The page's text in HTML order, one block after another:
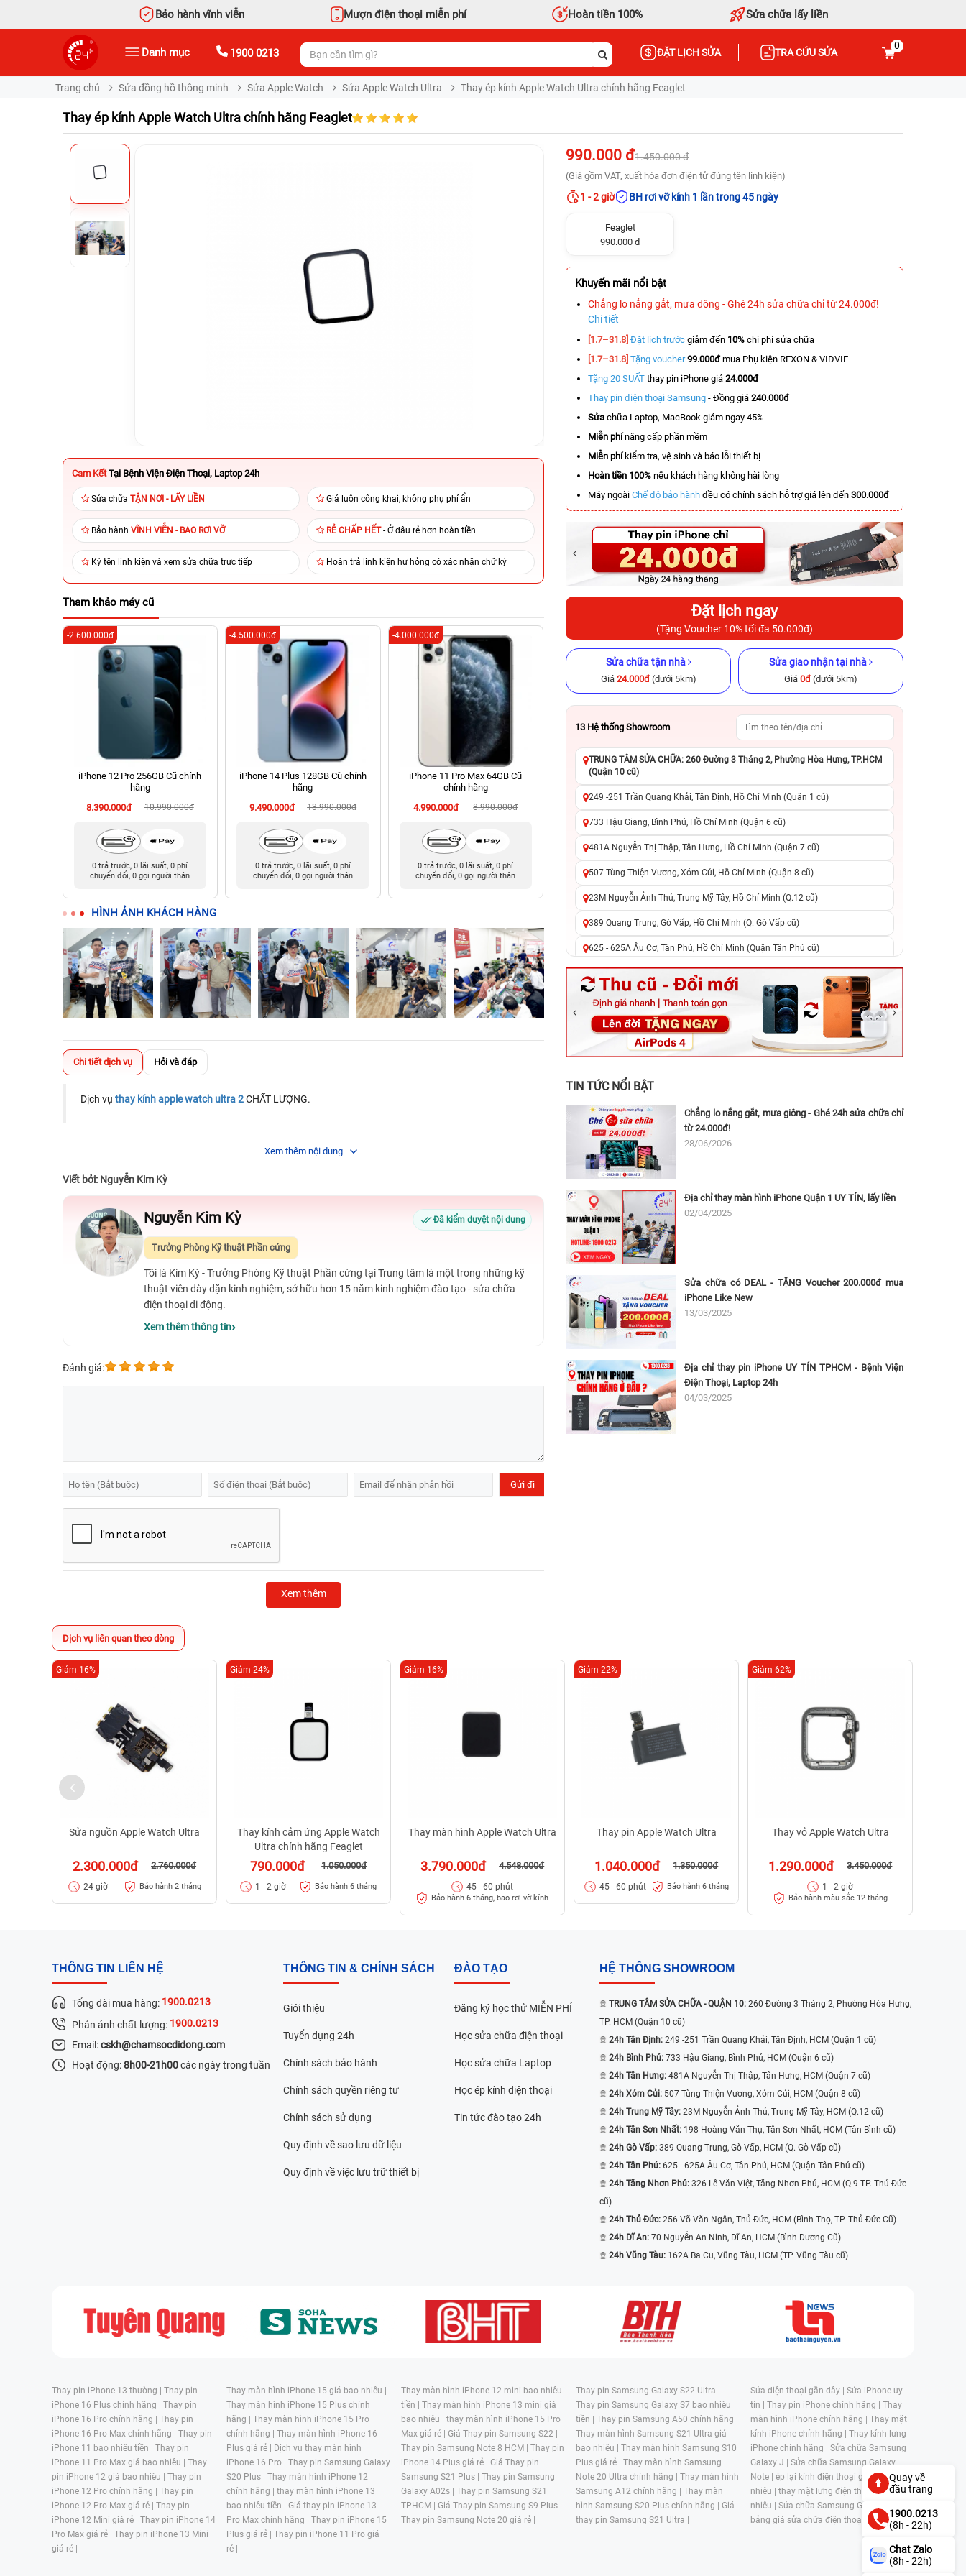
Bảo hành vĩnh viễn Mượn điện thoại miễn phí Hoàn tiền 100% Sửa chữa lấy liền
Danh mục 1900 0213 ĐẶT LỊCH SỬA TRA CỨU SỬA
0
Trang chủ Sửa đồng hồ thông minh Sửa Apple Watch Sửa Apple Watch Ultra Thay ép kính Apple Watch Ultra chính hãng Feaglet
Thay ép kính Apple Watch Ultra chính hãng Feaglet
Cam Kết Tại Bệnh Viện Điện Thoại, Laptop 24h
Sửa chữa TẬN NƠI - LẤY LIỀN Giá luôn công khai, không phụ phí ẩn
Bảo hành VĨNH VIỄN - BAO RƠI VỠ RẺ CHẤP HẾT- Ở đâu rẻ hơn hoàn tiền
Ký tên linh kiện và xem sửa chữa trực tiếp Hoàn trả linh kiện hư hỏng có xác nhận chữ ký
Tham khảo máy cũ
iPhone 12 Pro 256GB Cũ chính
hãng
8.390.000đ
10.990.000đ
-2.600.000đ
0 trả trước, 0 lãi suất, 0 phí
chuyển đổi, 0 gọi người thân
iPhone 14 Plus 128GB Cũ chính
hãng
9.490.000đ
13.990.000đ
-4.500.000đ
0 trả trước, 0 lãi suất, 0 phí
chuyển đổi, 0 gọi người thân
iPhone 11 Pro Max 64GB Cũ
chính hãng
4.990.000đ
8.990.000đ
-4.000.000đ
0 trả trước, 0 lãi suất, 0 phí
chuyển đổi, 0 gọi người thân
iPhone 14 Pro 128GB Cũ chính
hãng
11.990.000đ
15.990.000đ
-4.000.000đ
chuyển đổi, 0 gọi người thân
3.590.000đ 9.790.000đ
-6.200.000đ
chuyển đổi, 0 gọi người thân
-3.000.000đ
HÌNH ẢNH KHÁCH HÀNG
Chi tiết dịch vụ Hỏi và đáp
Dịch vụ thay kính apple watch ultra 2CHẤT LƯỢNG.
Xem thêm nội dung
Viết bởi: Nguyễn Kim Kỳ
Nguyễn Kim Kỳ Đã kiểm duyệt nội dung
Trưởng Phòng Kỹ thuật Phần cứng
Tôi là Kim Kỳ - Trưởng Phòng Kỹ thuật Phần cứng tại Trung tâm là một trong những kỹ
thuật viên dày dặn kinh nghiệm, sở hữu hơn 15 năm kinh nghiệm đào tạo - sửa chữa
điện thoại di động.
Xem thêm thông tin
Đánh giá:
Xem thêm
990.000 đ1.450.000 đ
(Giá gồm VAT, xuất hóa đơn điện tử đúng tên linh kiện)
1 - 2 giờ BH rơi vỡ kính 1 lần trong 45 ngày
Feaglet
990.000 đ
Khuyến mãi nổi bật
Chẳng lo nắng gắt, mưa dông - Ghé 24h sửa chữa chỉ từ 24.000đ!
Chi tiết
[1.7–31.8] Đặt lịch trước giảm đến 10% chi phí sửa chữa
[1.7–31.8] Tặng voucher 99.000đmua Phụ kiện REXON & VIDVIE
Tặng 20 SUẤT thay pin iPhone giá 24.000đ
Thay pin điện thoại Samsung - Đồng giá 240.000đ
Sửa chữa Laptop, MacBook giảm ngay 45%
Miễn phínâng cấp phần mềm
Miễn phíkiểm tra, vệ sinh và báo lỗi thiết bị
Hoàn tiền 100% nếu khách hàng không hài lòng
Máy ngoài Chế độ bảo hành đều có chính sách hỗ trợ giá lên đến 300.000đ
Đặt lịch ngay
(Tặng Voucher 10% tối đa 50.000đ)
Sửa chữa tận nhà
Giá 24.000đ(dưới 5km)
Sửa giao nhận tại nhà
Giá 0đ(dưới 5km)
13 Hệ thống Showroom
TRUNG TÂM SỬA CHỮA: 260 Đường 3 Tháng 2, Phường Hòa Hưng, TP.HCM
(Quận 10 cũ)
249 -251 Trần Quang Khải, Tân Định, Hồ Chí Minh (Quận 1 cũ)
733 Hậu Giang, Bình Phú, Hồ Chí Minh (Quận 6 cũ)
481A Nguyễn Thị Thập, Tân Hưng, Hồ Chí Minh (Quận 7 cũ)
507 Tùng Thiện Vương, Xóm Củi, Hồ Chí Minh (Quận 8 cũ)
23M Nguyễn Ảnh Thủ, Trung Mỹ Tây, Hồ Chí Minh (Q.12 cũ)
389 Quang Trung, Gò Vấp, Hồ Chí Minh (Q. Gò Vấp cũ)
625 - 625A Âu Cơ, Tân Phú, Hồ Chí Minh (Quận Tân Phú cũ)
326 Lê Văn Việt, Tăng Nhơn Phú, Hồ Chí Minh (Q.9 TP. Thủ Đức cũ)
256 Võ Văn Ngân, Thủ Đức, Hồ Chí Minh (Bình Thọ, TP. Thủ Đức Cũ)
70 Nguyễn An Ninh, Dĩ An, Hồ Chí Minh (Bình Dương Cũ)
24h Vũng Tàu: 162A Ba Cu, Vũng Tàu, Hồ Chí Minh (TP. Vũng Tàu cũ)
TIN TỨC NỔI BẬT
Chẳng lo nắng gắt, mưa giông - Ghé 24h sửa chữa chỉ
từ 24.000đ!
28/06/2026
Địa chỉ thay màn hình iPhone Quận 1 UY TÍN, lấy liền
02/04/2025
Sửa chữa có DEAL - TẶNG Voucher 200.000đ mua
iPhone Like New
13/03/2025
Địa chỉ thay pin iPhone UY TÍN TPHCM - Bệnh Viện
Điện Thoại, Laptop 24h
04/03/2025
Dịch vụ liên quan theo dòng
Sửa nguồn Apple Watch Ultra
2.300.000đ 2.760.000đ
Giảm 16%
24 giờ Bảo hành 2 tháng
Thay kính cảm ứng Apple Watch
Ultra chính hãng Feaglet
790.000đ 1.050.000đ
Giảm 24%
1 - 2 giờ Bảo hành 6 tháng
Thay màn hình Apple Watch Ultra
3.790.000đ 4.548.000đ
Giảm 16%
45 - 60 phút
Bảo hành 6 tháng, bao rơi vỡ kính
Thay pin Apple Watch Ultra
1.040.000đ 1.350.000đ
Giảm 22%
45 - 60 phút Bảo hành 6 tháng
Thay vỏ Apple Watch Ultra
1.290.000đ 3.450.000đ
Giảm 62%
1 - 2 giờ
Bảo hành màu sắc 12 tháng
THÔNG TIN LIÊN HỆ
Tổng đài mua hàng: 1900.0213
Phản ánh chất lượng: 1900.0213
Email:cskh@chamsocdidong.com
Hoạt động:8h00-21h00các ngày trong tuần
THÔNG TIN & CHÍNH SÁCH
Giới thiệu
Tuyển dụng 24h
Chính sách bảo hành
Chính sách quyền riêng tư
Chính sách sử dụng
Quy định về sao lưu dữ liệu
Quy định về việc lưu trữ thiết bị
ĐÀO TẠO
Đăng ký học thử MIỄN PHÍ
Học sửa chữa điện thoại
Học sửa chữa Laptop
Học ép kính điện thoại
Tin tức đào tạo 24h
HỆ THỐNG SHOWROOM
TRUNG TÂM SỬA CHỮA - QUẬN 10: 260 Đường 3 Tháng 2, Phường Hòa Hưng,
TP. HCM (Quận 10 cũ)
24h Tân Định: 249 -251 Trần Quang Khải, Tân Định, HCM (Quận 1 cũ)
24h Bình Phú: 733 Hậu Giang, Bình Phú, HCM (Quận 6 cũ)
24h Tân Hưng: 481A Nguyễn Thị Thập, Tân Hưng, HCM (Quận 7 cũ)
24h Xóm Củi: 507 Tùng Thiện Vương, Xóm Củi, HCM (Quận 8 cũ)
24h Trung Mỹ Tây: 23M Nguyễn Ảnh Thủ, Trung Mỹ Tây, HCM (Q.12 cũ)
24h Tân Sơn Nhất: 198 Hoàng Văn Thụ, Tân Sơn Nhất, HCM (Tân Bình cũ)
24h Gò Vấp: 389 Quang Trung, Gò Vấp, HCM (Q. Gò Vấp cũ)
24h Tân Phú: 625 - 625A Âu Cơ, Tân Phú, HCM (Quận Tân Phú cũ)
24h Tăng Nhơn Phú: 326 Lê Văn Việt, Tăng Nhơn Phú, HCM (Q.9 TP. Thủ Đức
cũ)
24h Thủ Đức: 256 Võ Văn Ngân, Thủ Đức, HCM (Bình Thọ, TP. Thủ Đức Cũ)
24h Dĩ An: 70 Nguyễn An Ninh, Dĩ An, HCM (Bình Dương Cũ)
24h Vũng Tàu: 162A Ba Cu, Vũng Tàu, HCM (TP. Vũng Tàu cũ)
Thay pin iPhone 13 thường | Thay pin
iPhone 16 Plus chính hãng | Thay pin
iPhone 16 Pro chính hãng | Thay pin
iPhone 16 Pro Max chính hãng | Thay pin
iPhone 11 bao nhiêu tiền | Thay pin
iPhone 11 Pro Max giá bao nhiêu | Thay
pin iPhone 12 giá bao nhiêu | Thay pin
iPhone 12 Pro chính hãng | Thay pin
iPhone 12 Pro Max giá rẻ | Thay pin
iPhone 12 Mini giá rẻ | Thay pin iPhone 14
Pro Max giá rẻ | Thay pin iPhone 13 Mini
giá rẻ |
Thay màn hình iPhone 15 giá bao nhiêu |
Thay màn hình iPhone 15 Plus chính
hãng | Thay màn hình iPhone 15 Pro
chính hãng | Thay màn hình iPhone 16
Plus giá rẻ | Dịch vụ thay màn hình
iPhone 16 Pro | Thay pin Samsung Galaxy
S20 Plus | Thay màn hình iPhone 12
chính hãng | thay màn hình iPhone 13
bao nhiêu tiền | Giá thay pin iPhone 13
Pro Max chính hãng | Thay pin iPhone 15
Plus giá rẻ | Thay pin iPhone 11 Pro giá
rẻ |
Thay màn hình iPhone 12 mini bao nhiêu
tiền | Thay màn hình iPhone 13 mini giá
bao nhiêu | thay màn hình iPhone 15 Pro
Max giá rẻ | Giá Thay pin Samsung S22 |
Thay pin Samsung Note 8 HCM | Thay pin
iPhone 14 Plus giá rẻ | Giá Thay pin
Samsung S21 Plus | Thay pin Samsung
Galaxy A02s | Thay pin Samsung S21
TPHCM | Giá Thay pin Samsung S9 Plus |
Thay pin Samsung Note 20 giá rẻ |
Thay pin Samsung Galaxy S22 Ultra |
Thay pin Samsung Galaxy S7 bao nhiêu
tiền | Thay pin Samsung A50 chính hãng |
Thay màn hình Samsung S21 Ultra giá
bao nhiêu | Thay màn hình Samsung S10
Plus giá rẻ | Thay màn hình Samsung
Note 20 Ultra chính hãng | Thay màn hình
Samsung A12 chính hãng | Thay màn
hình Samsung S20 Plus chính hãng | Giá
thay pin Samsung S21 Ultra |
Sửa điện thoại gần đây | Sửa iPhone uy
tín | Thay pin iPhone chính hãng | Thay
màn hình iPhone chính hãng | Thay mặt
kính iPhone chính hãng | Thay kính lưng
iPhone chính hãng | Sửa chữa Samsung
Galaxy J | Sửa chữa Samsung Galaxy
Note | ép lại kính điện thoại giá bao
nhiêu | thay mặt lưng điện thoại giá bao
nhiêu | Sửa chữa Samsung Galaxy S |
bảng giá sửa chữa điện thoại samsung |
Quay về
đầu trang
1900.0213
(8h - 22h)
Chat Zalo
(8h - 22h)